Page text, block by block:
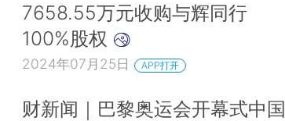
7658.55万元收购与辉同行
100%股权
2024年07月25日 APP打开
财新闻｜巴黎奥运会开幕式中国